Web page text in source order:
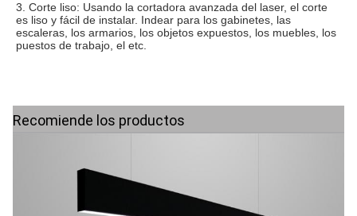
3. Corte liso: Usando la cortadora avanzada del laser, el corte
es liso y fácil de instalar. Indear para los gabinetes, las
escaleras, los armarios, los objetos expuestos, los muebles, los
puestos de trabajo, el etc.
Recomiende los productos